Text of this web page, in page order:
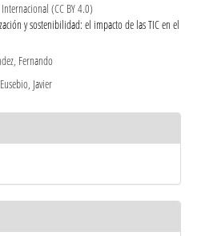
(CC BY 4.0)
y sostenibilidad: el impacto de las TIC en el
Fernando
Javier